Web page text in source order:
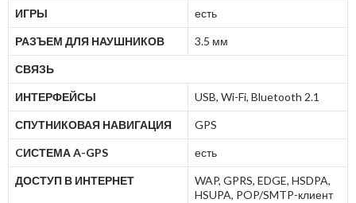
ИГРЫ есть
РАЗЪЕМ ДЛЯ НАУШНИКОВ 3.5 мм
СВЯЗЬ
ИНТЕРФЕЙСЫ USB, Wi-Fi, Bluetooth 2.1
СПУТНИКОВАЯ НАВИГАЦИЯ GPS
CИСТЕМА A-GPS есть
ДОСТУП В ИНТЕРНЕТ
WAP, GPRS, EDGE, HSDPA,
HSUPA, POP/SMTP-клиент